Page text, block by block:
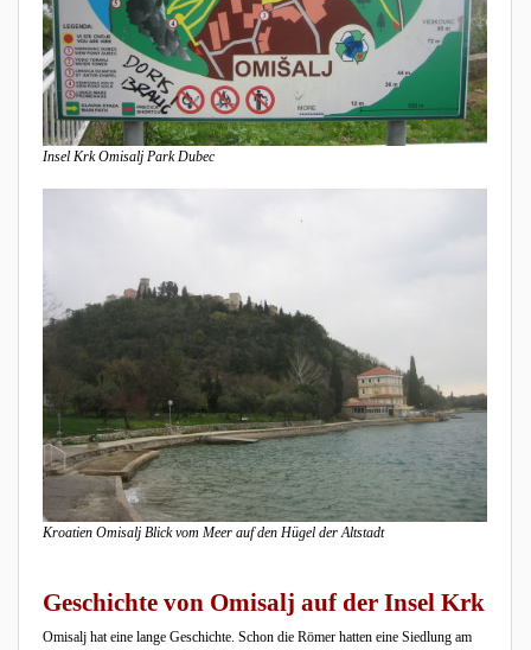
Insel Krk Omisalj Park Dubec
Kroatien Omisalj Blick vom Meer auf den Hügel der Altstadt
Geschichte von Omisalj auf der Insel Krk
Omisalj hat eine lange Geschichte. Schon die Römer hatten eine Siedlung am